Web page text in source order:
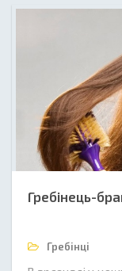
Гребінець-
Гребінці